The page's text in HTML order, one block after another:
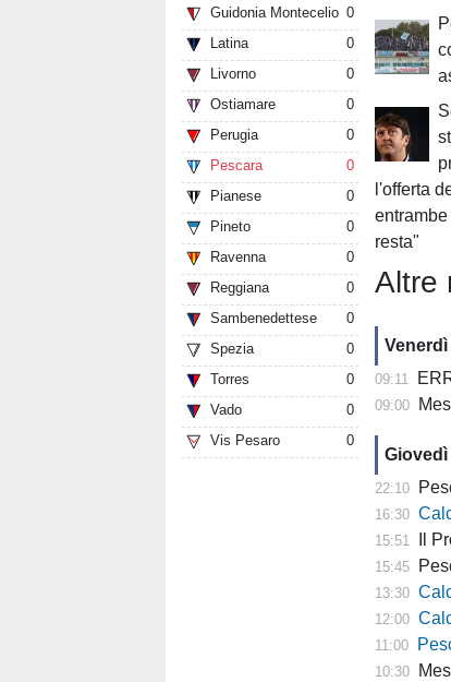
Guidonia Montecelio 0
Latina
0
Livorno
0
Ostiamare
0
Perugia
0
Pescara
0
Pianese
0
Pineto
0
Ravenna
0
Reggiana
0
Sambenedettese
0
Spezia
0
Torres
0
Vado
0
Vis Pesaro
0
l'offerta
resta"
Altre
09:11
09:00
Giovedì
22:10
16:30
15:51 Il
15:45
13:30
12:00
11:00
10:30